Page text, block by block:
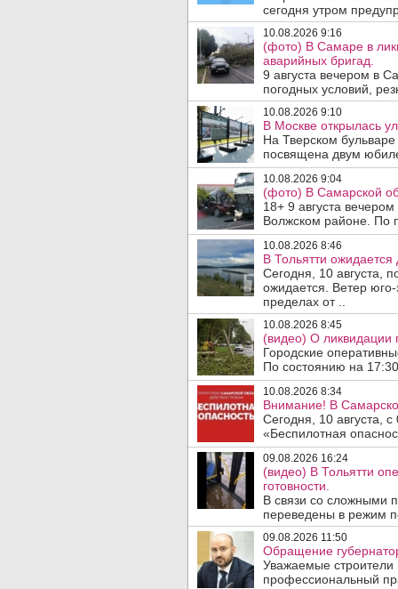
сегодня утром
10.08.2026 9:16
(фото) В Самаре в
аварийных бригад.
9 августа вечером в
погодных условий,
10.08.2026 9:10
В Москве открылась
На Тверском
посвящена двум
10.08.2026 9:04
(фото) В Самарской
18+ 9 августа
Волжском районе. По
10.08.2026 8:46
В Тольятти ожидается
Сегодня, 10 августа,
ожидается. Ветер
пределах от ..
10.08.2026 8:45
(видео) О ликвидации
Городские
По состоянию на
10.08.2026 8:34
Внимание! В
Сегодня, 10 августа,
«Беспилотная
09.08.2026 16:24
(видео) В Тольятти
готовности.
В связи со сложными
переведены в режим
09.08.2026 11:50
Обращение
Уважаемые строители
профессиональный